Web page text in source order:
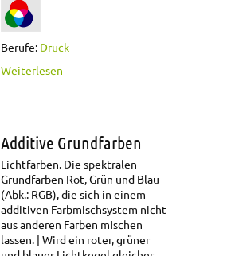
Berufe: Druck
Weiterlesen
Additive Grundfarben
Lichtfarben. Die spektralen
Grundfarben Rot, Grün und Blau
(Abk.: RGB), die sich in einem
additiven Farbmischsystem nicht
aus anderen Farben mischen
lassen. Wird ein roter, grüner